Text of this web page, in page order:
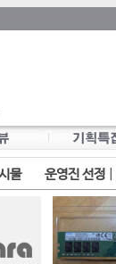
물 운영진 선정